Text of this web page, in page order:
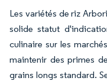
Les variétés de riz
solide statut
culinaire sur les
maintenir des primes
grains longs standard.